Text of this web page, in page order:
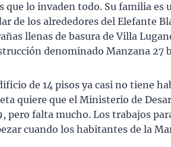
que lo invaden todo. Su familia es
de los alrededores del Elefante
llenas de basura de Villa
denominado Manzana 27
de 14 pisos ya casi no tiene
quiere que el Ministerio de
pero falta mucho. Los trabajos
cuando los habitantes de la